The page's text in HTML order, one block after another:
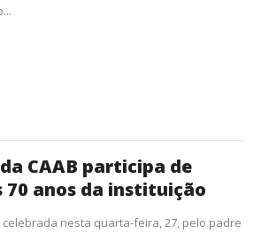
CAAB participa de
70 anos da instituição
celebrada nesta quarta-feira, 27, pelo padre